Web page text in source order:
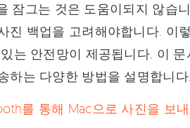
잠그는 것은 도움이되지 않습
진 백업을 고려해야합니다. 이
는 안전망이 제공됩니다. 이
하는 다양한 방법을 설명합니다.
를 통해 Mac으로 사진을 보